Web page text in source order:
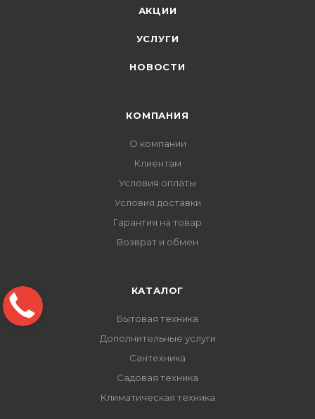
АКЦИИ
УСЛУГИ
НОВОСТИ
КОМПАНИЯ
О компании
Клиентам
Условия оплаты
Условия доставки
Гарантия на товар
Возврат и обмен
КАТАЛОГ
Бытовая техника
Дополнительные услуги
Сантехника
Садовая техника
Климатическая техника